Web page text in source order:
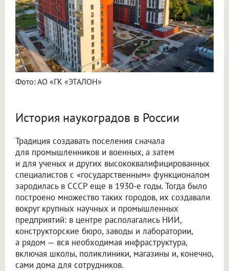
Фото: АО «ГК «ЭТАЛОН»
История наукоградов в России
Традиция создавать поселения сначала
для промышленников и военных, а затем
и для ученых и других высококвалифицированных
специалистов с «государственным» функционалом
зародилась в СССР еще в 1930-е годы. Тогда было
построено множество таких городов, их создавали
вокруг крупных научных и промышленных
предприятий: в центре располагались НИИ,
конструкторские бюро, заводы и лаборатории,
а рядом — вся необходимая инфраструктура,
включая школы, поликлиники, магазины и, конечно,
сами дома для сотрудников.